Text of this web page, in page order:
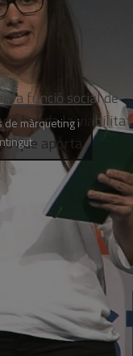
la funció social de
de banda la viabilitat
que aporta
de màrqueting i